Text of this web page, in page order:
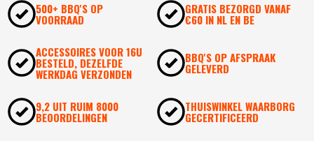
500+ BBQ'S OP
VOORRAAD
GRATIS BEZORGD VANAF
€60 IN NL EN BE
ACCESSOIRES VOOR 16U
BESTELD, DEZELFDE
WERKDAG VERZONDEN
BBQ'S OP AFSPRAAK
GELEVERD
9,2 UIT RUIM 8000
BEOORDELINGEN
THUISWINKEL WAARBORG
GECERTIFICEERD